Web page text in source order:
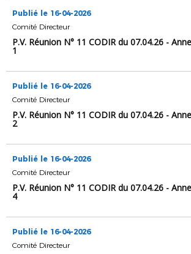
Publié le 16-04-2026
Comité Directeur
P.V. Réunion N° 11 CODIR du 07.04.26 -
1
Publié le 16-04-2026
Comité Directeur
P.V. Réunion N° 11 CODIR du 07.04.26 -
2
Publié le 16-04-2026
Comité Directeur
P.V. Réunion N° 11 CODIR du 07.04.26 -
4
Publié le 16-04-2026
Comité Directeur